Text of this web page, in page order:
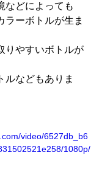
などによっても
ラーボトルが生ま
りやすいボトルが
ルなどもありま
video/6527db_b6
1080p/